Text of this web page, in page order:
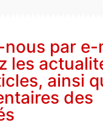
nous par e-
les
ainsi
des